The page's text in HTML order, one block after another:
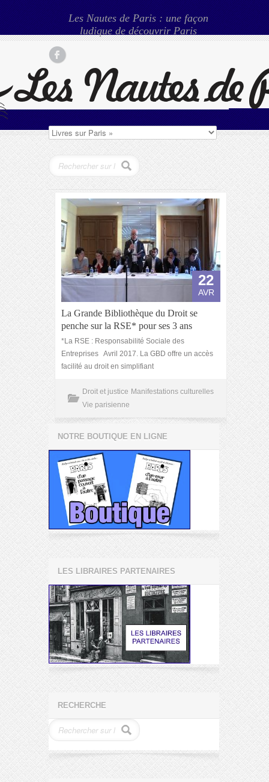
Les Nautes de Paris : une façon
ludique de découvrir Paris
22
AVR
La Grande Bibliothèque du Droit se
penche sur la RSE* pour ses 3 ans
*La RSE : Responsabilité Sociale des
Entreprises Avril 2017. La GBD offre un accès
facilité au droit en simplifiant
Droit et justice Manifestations culturelles
Vie parisienne
NOTRE BOUTIQUE EN LIGNE
LES LIBRAIRES PARTENAIRES
RECHERCHE